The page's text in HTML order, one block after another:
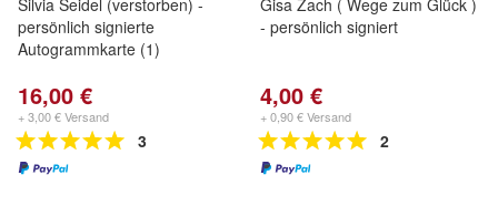
Silvia Seidel (verstorben) -
persönlich signierte
Autogrammkarte (1)
16,00 €
+ 3,00 € Versand
3
Gisa Zach ( Wege zum Glück )
- persönlich signiert
4,00 €
+ 0,90 € Versand
2